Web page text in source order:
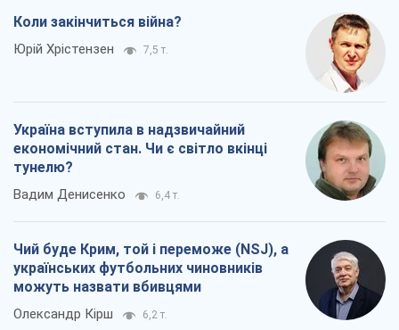
Коли закінчиться війна?
Юрій Хрістензен 7,5 т.
Україна вступила в надзвичайний
економічний стан. Чи є світло вкінці
тунелю?
Вадим Денисенко 6,4 т.
Чий буде Крим, той і переможе (NSJ), а
українських футбольних чиновників
можуть назвати вбивцями
Олександр Кірш 6,2 т.